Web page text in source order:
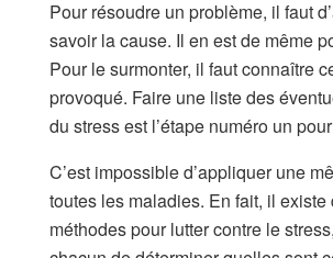
Pour résoudre un problème, il faut
savoir la cause. Il en est de même
Pour le surmonter, il faut connaître
provoqué. Faire une liste des
du stress est l’étape numéro un
C’est impossible d’appliquer une
toutes les maladies. En fait, il existe
méthodes pour lutter contre le